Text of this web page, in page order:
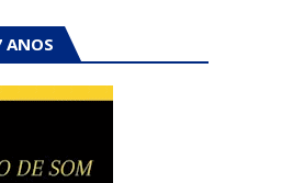
ANOS